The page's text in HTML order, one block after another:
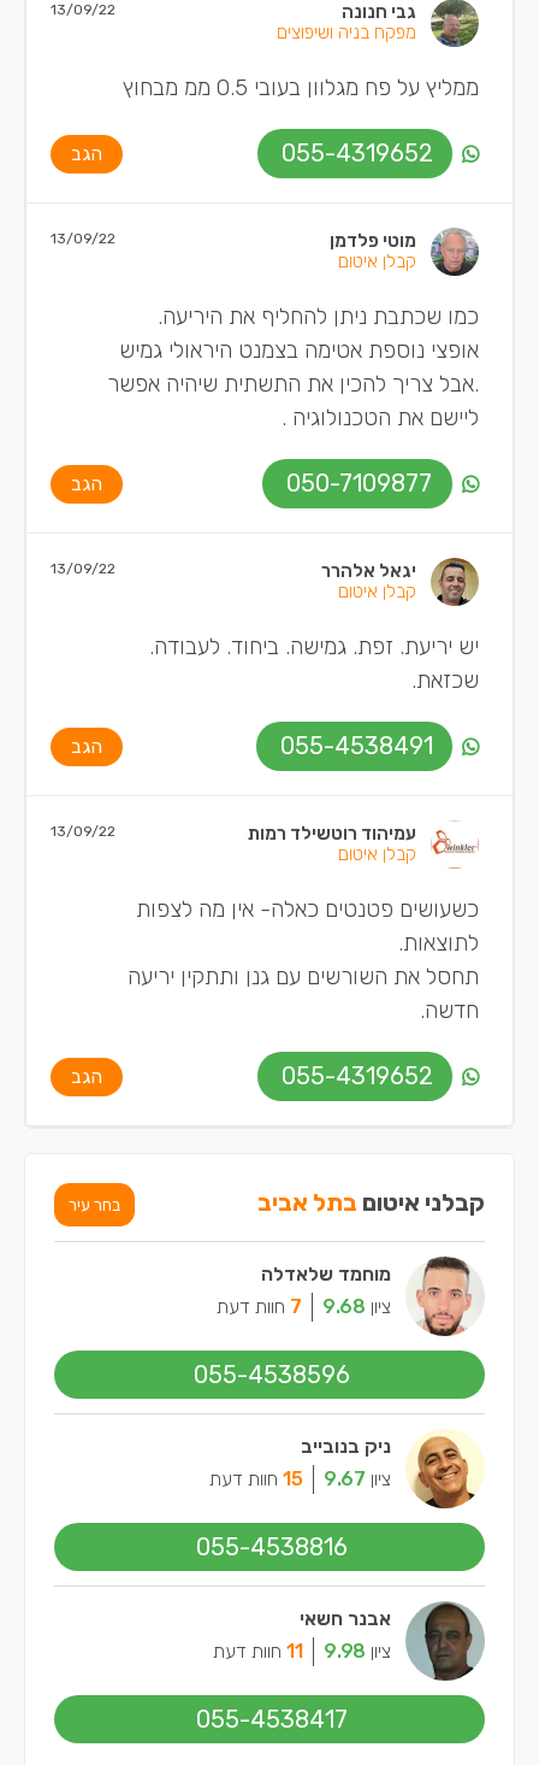
גבי חנונה
מפקח בניה ושיפוצים
13/09/22
ממליץ על פח מגלוון בעובי 0.5 ממ מבחוץ
055-4319652 הגב
מוטי פלדמן
קבלן איטום
13/09/22
כמו שכתבת ניתן להחליף את היריעה.
אופצי נוספת אטימה בצמנט היראולי גמיש
.אבל צריך להכין את התשתית שיהיה אפשר
ליישם את הטכנולוגיה .
050-7109877 הגב
יגאל אלהרר
קבלן איטום
13/09/22
יש יריעת. זפת. גמישה. ביחוד. לעבודה.
שכזאת.
055-4538491 הגב
עמיהוד רוטשילד רמות
קבלן איטום
13/09/22
כשעושים פטנטים כאלה- אין מה לצפות
לתוצאות.
תחסל את השורשים עם גנן ותתקין יריעה
חדשה.
055-4319652 הגב
קבלני איטום בתל אביב בחר עיר
מוחמד שלאדלה
ציון 9.68
7 חוות דעת
055-4538596
ניק בנובייב
ציון 9.67
15 חוות דעת
055-4538816
אבנר חשאי
ציון 9.98
11 חוות דעת
055-4538417